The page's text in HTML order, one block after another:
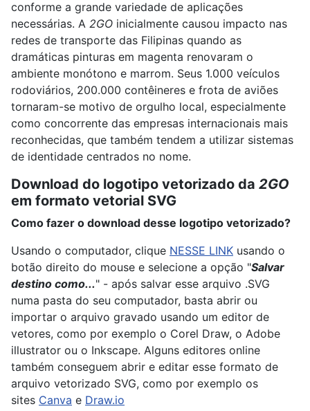
conforme a grande variedade de aplicações
necessárias. A 2GO inicialmente causou impacto nas
redes de transporte das Filipinas quando as
dramáticas pinturas em magenta renovaram o
ambiente monótono e marrom. Seus 1.000 veículos
rodoviários, 200.000 contêineres e frota de aviões
tornaram-se motivo de orgulho local, especialmente
como concorrente das empresas internacionais mais
reconhecidas, que também tendem a utilizar sistemas
de identidade centrados no nome.
Download do logotipo vetorizado da 2GO
em formato vetorial SVG
Como fazer o download desse logotipo vetorizado?
Usando o computador, clique NESSE LINK usando o
botão direito do mouse e selecione a opção "Salvar
destino como..." - após salvar esse arquivo .SVG
numa pasta do seu computador, basta abrir ou
importar o arquivo gravado usando um editor de
vetores, como por exemplo o Corel Draw, o Adobe
illustrator ou o Inkscape. Alguns editores online
também conseguem abrir e editar esse formato de
arquivo vetorizado SVG, como por exemplo os
sites Canva e Draw.io